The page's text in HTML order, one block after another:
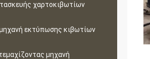
χαρτοκιβωτίων
εκτύπωσης κιβωτίων
μηχανή